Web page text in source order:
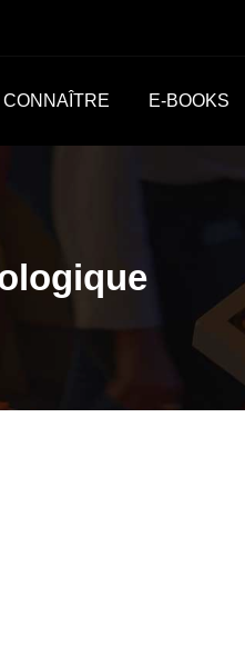
CONNAÎTRE E-BOOKS